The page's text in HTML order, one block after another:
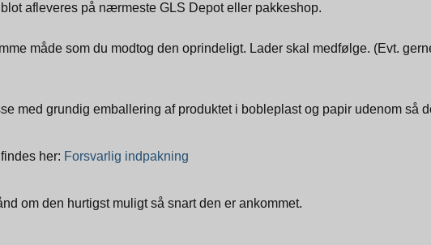
afleveres på nærmeste GLS Depot eller pakkeshop.
måde som du modtog den oprindeligt. Lader skal medfølge. (Evt.
med grundig emballering af produktet i bobleplast og papir udenom
her: Forsvarlig indpakning
om den hurtigst muligt så snart den er ankommet.